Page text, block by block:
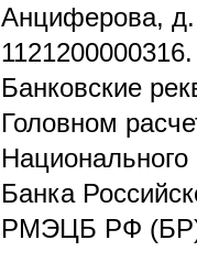
Анциферова,
1121200000316.
Банковские
Головном
Банка
РМЭЦБ РФ